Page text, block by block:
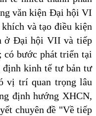
văn kiện Đại hội VI
và tạo điều kiện
ở Đại hội VII và tiếp
bước phát triển tại
kinh tế tư bản tư
vị trí quan trọng lâu
định hướng XHCN,
chuyên đề "Về tiếp